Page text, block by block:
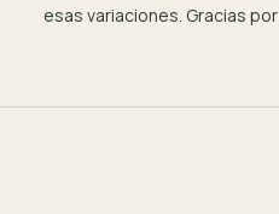
esas variaciones. Gracias